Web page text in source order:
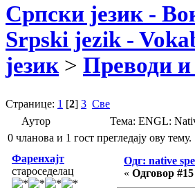
Српски језик -
Srpski jezik -
језик > Преводи
Странице: 1 [2] 3 Све
Аутор
Тема: ENGL:
0 чланова и 1 гост прегледају ову тему.
Фаренхајт
староседелац
Одг: native
« Одговор